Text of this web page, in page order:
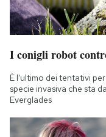
I conigli robot
È l'ultimo dei tentativi
specie invasiva che sta
Everglades